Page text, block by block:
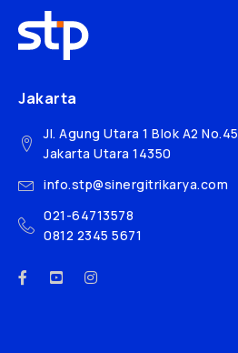
Jakarta
Jl. Agung Utara 1 Blok A2 No.45
Jakarta Utara 14350
info.stp@sinergitrikarya.com
021-64713578
0812 2345 5671